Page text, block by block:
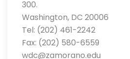
300.
Washington, DC 20006
Tel: (202) 461-2242
Fax: (202) 580-6559
wdc@zamorano.edu